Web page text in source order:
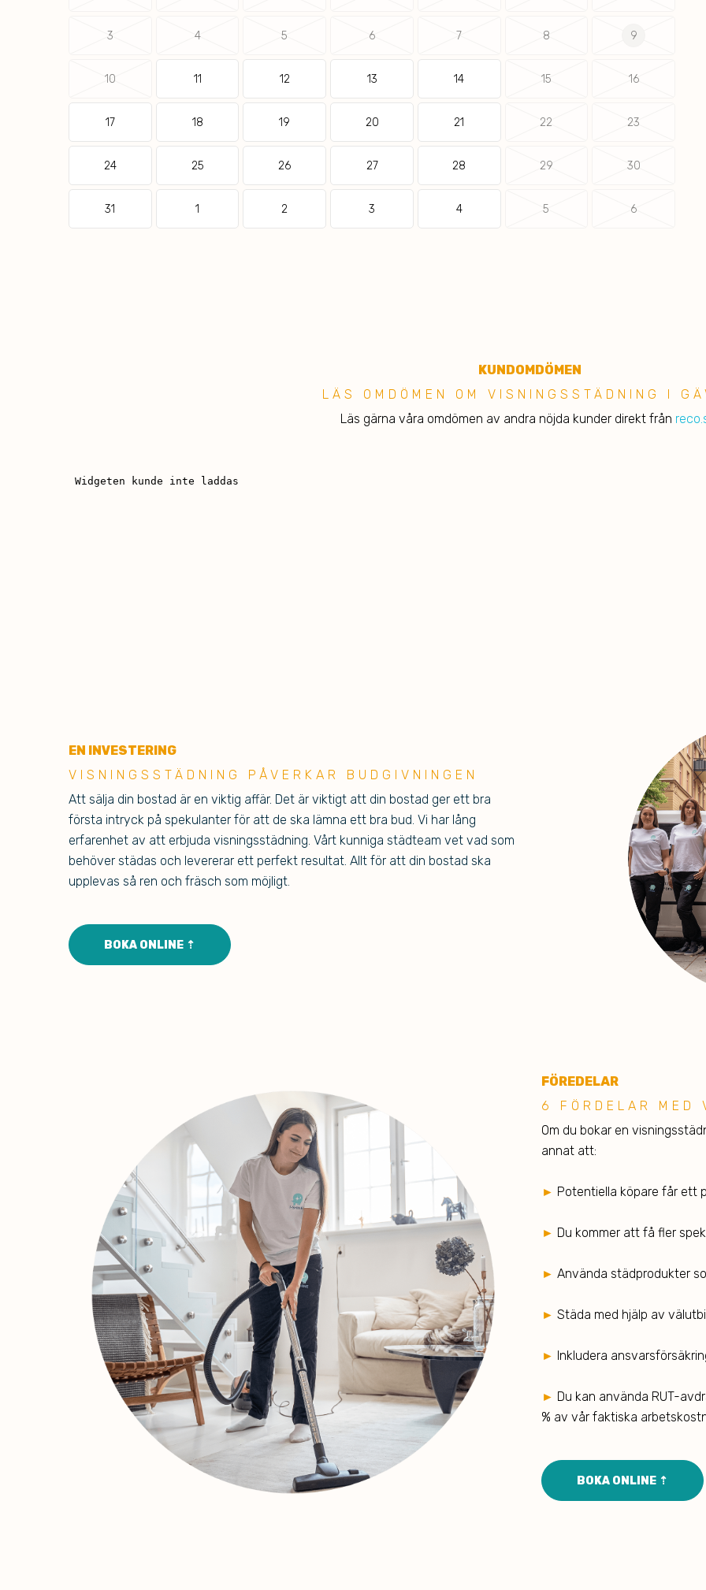
3 4 5 6 7 8 9
10 11 12 13 14 15 16
17 18 19 20 21 22 23
24 25 26 27 28 29 30
31 1 2 3 4 5 6
KUNDOMDÖMEN
LÄS OMDÖMEN OM VISNINGSSTÄDNING I
Läs gärna våra omdömen av andra nöjda kunder direkt från
EN INVESTERING
VIS NINGSSTÄDNING PÅVERKAR BUDGIVNINGEN
Att sälja din bostad är en viktig affär. Det är viktigt att din bostad ger ett bra
första intryck på spekulanter för att de ska lämna ett bra bud. Vi har lång
erfarenhet av att erbjuda visningsstädning. Vårt kunniga städteam vet vad som
behöver städas och levererar ett perfekt resultat. Allt för att din bostad ska
upplevas så ren och fräsch som möjligt.
BOKA ONLINE ⇡
FÖREDE LAR
6 FÖRDELAR MED
Om du bokar en
annat att:
► Potentiella köpare får ett
► Du kommer att få fler
► Använda städprodukter
► Städa med hjälp av
► Inkludera
► Du kan använda RUT-
% av vår faktiska
BOKA ONLINE ⇡